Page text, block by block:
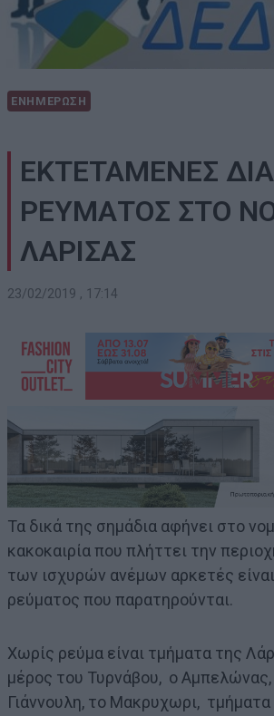
ΕΝΗΜΕΡΩΣΗ
ΕΚΤΕΤΑΜΕΝΕΣ
ΡΕΥΜΑΤΟΣ ΣΤΟ
ΛΑΡΙΣΑΣ
23/02/2019 , 17:14
Τα δικά της σημάδια αφήνει στο
κακοκαιρία που πλήττει την
των ισχυρών ανέμων αρκετές
ρεύματος που παρατηρούνται.
Χωρίς ρεύμα είναι τμήματα της
μέρος του Τυρνάβου, ο
Γιάννουλη, το Μακρυχωρι,